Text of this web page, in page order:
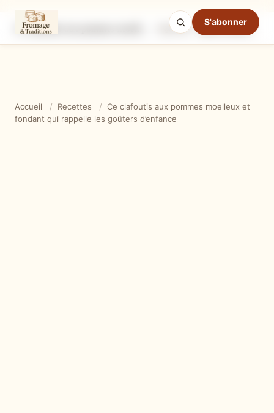
S'abonner
Ingrédients Étapes
Mode cuisine
Accueil / Recettes / Ce clafoutis aux pommes moelleux et
fondant qui rappelle les goûters d’enfance